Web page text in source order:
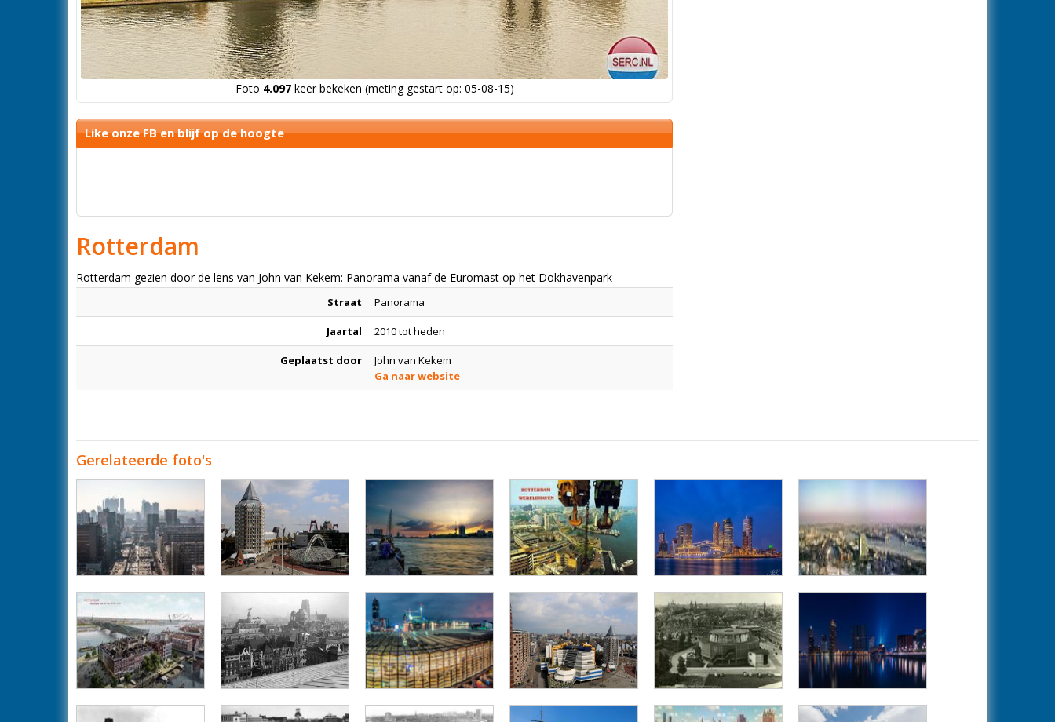
Foto 4.097keer bekeken (meting gestart op: 05-08-15)
Like onze FB en blijf op de hoogte
Rotterdam
Rotterdam gezien door de lens van John van Kekem: Panorama vanaf de Euromast op het Dokhavenpark
Straat Panorama
Jaartal 2010 tot heden
Geplaatst door
John van Kekem
Ga naar website
Gerelateerde foto's